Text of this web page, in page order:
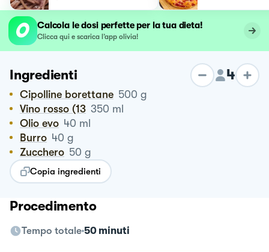
Calcola le dosi perfette per la tua dieta!
Clicca qui e scarica l’app olivia!
Ingredienti 4
Cipolline borettane 500 g
Vino rosso (13 350 ml
Olio evo 40 ml
Burro 40 g
Zucchero 50 g
Copia ingredienti
Procedimento
Tempo totale 50 minuti